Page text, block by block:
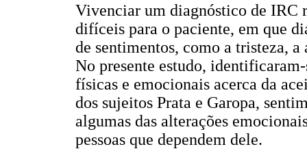
Vivenciar um diagnóstico de IRC
difíceis para o paciente, em que
de sentimentos, como a tristeza,
No presente estudo,
físicas e emocionais acerca da
dos sujeitos Prata e Garopa,
algumas das alterações
pessoas que dependem dele.